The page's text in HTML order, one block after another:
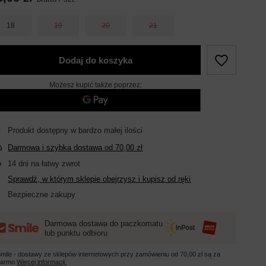
18 19 20 21
Dodaj do koszyka
Możesz kupić także poprzez:
Produkt dostępny w bardzo małej ilości
Darmowa i szybka dostawa od70,00 zł
14 dni na łatwy zwrot
Sprawdź, w którym sklepie obejrzysz i kupisz od ręki
Bezpieczne zakupy
Darmowa dostawa do paczkomatu
lub punktu odbioru
- dostawy ze sklepów internetowych przy zamówieniu od 70,00 zł są za
Więcej informacji.